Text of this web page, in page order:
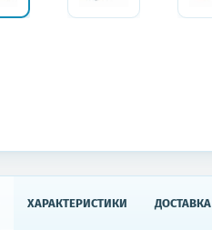
ХАРАКТЕРИСТИКИ ДОСТАВКА